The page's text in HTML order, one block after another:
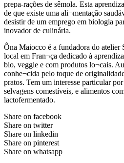
prepa-rações de sêmola. Esta
de que existe uma ali¬mentação
desistir de um emprego em biologia
inovador de culinária.
Ôna Maiocco é a fundadora do atelier
local em Fran¬ça dedicado à
bio, veggie e com produtos lo¬cais.
conhe¬cida pelo toque de
pratos. Tem um interesse particular
selvagens comestíveis, e alimentos
lactofermentado.
Share on facebook
Share on twitter
Share on linkedin
Share on pinterest
Share on whatsapp